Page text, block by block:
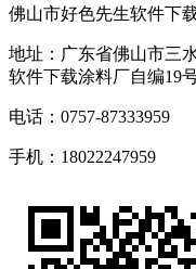
佛山市好色先生软件下
地址：广东省佛山市三
软件下载涂料厂自编19
电话：0757-87333959
手机：18022247959